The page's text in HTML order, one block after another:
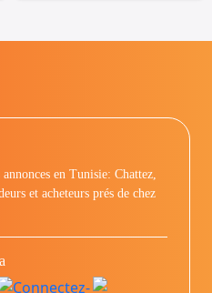
en Tunisie: Chattez,
et acheteurs prés de chez